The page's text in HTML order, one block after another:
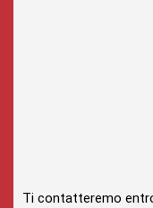
Ti contatteremo